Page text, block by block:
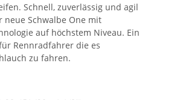
Schnell, zuverlässig und agil
Schwalbe One mit
auf höchstem Niveau. Ein
Rennradfahrer die es
zu fahren.